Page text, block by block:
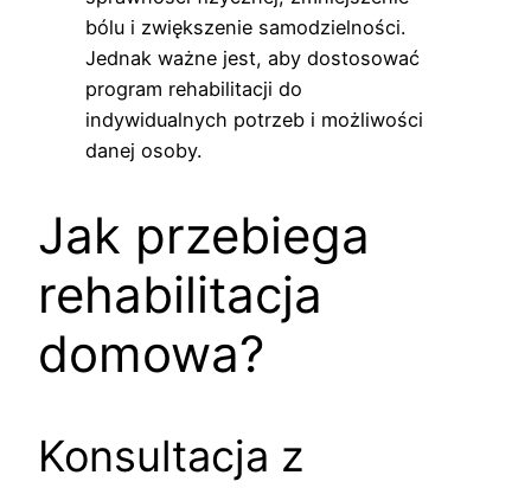
bólu i zwiększenie samodzielności.
Jednak ważne jest, aby dostosować
program rehabilitacji do
indywidualnych potrzeb i możliwości
danej osoby.
Jak przebiega
rehabilitacja
domowa?
Konsultacja z